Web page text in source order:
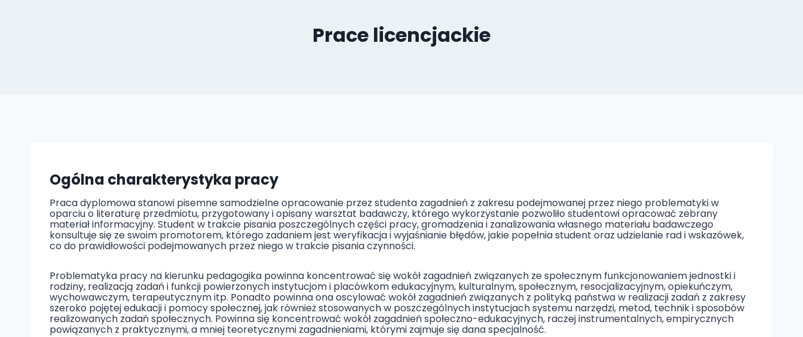
Prace licencjackie
Ogólna charakterystyka pracy
Praca dyplomowa stanowi pisemne samodzielne opracowanie przez studenta zagadnień z zakresu podejmowanej przez niego problematyki w
oparciu o literaturę przedmiotu, przygotowany i opisany warsztat badawczy, którego wykorzystanie pozwoliło studentowi opracować zebrany
materiał informacyjny. Student w trakcie pisania poszczególnych części pracy, gromadzenia i zanalizowania własnego materiału badawczego
konsultuje się ze swoim promotorem, którego zadaniem jest weryfikacja i wyjaśnianie błędów, jakie popełnia student oraz udzielanie rad i wskazówek,
co do prawidłowości podejmowanych przez niego w trakcie pisania czynności.
Problematyka pracy na kierunku pedagogika powinna koncentrować się wokół zagadnień związanych ze społecznym funkcjonowaniem jednostki i
rodziny, realizacją zadań i funkcji powierzonych instytucjom i placówkom edukacyjnym, kulturalnym, społecznym, resocjalizacyjnym, opiekuńczym,
wychowawczym, terapeutycznym itp. Ponadto powinna ona oscylować wokół zagadnień związanych z polityką państwa w realizacji zadań z zakresy
szeroko pojętej edukacji i pomocy społecznej, jak również stosowanych w poszczególnych instytucjach systemu narzędzi, metod, technik i sposobów
realizowanych zadań społecznych. Powinna się koncentrować wokół zagadnień społeczno-edukacyjnych, raczej instrumentalnych, empirycznych
powiązanych z praktycznymi, a mniej teoretycznymi zagadnieniami, którymi zajmuje się dana specjalność.